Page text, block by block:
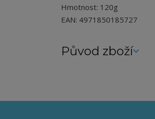
Hmotnost: 120g
EAN: 4971850185727
Původ zboží